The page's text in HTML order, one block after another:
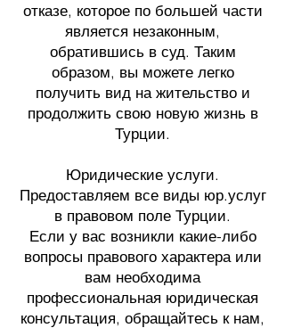
отказе, которое по большей части
является незаконным,
обратившись в суд. Таким
образом, вы можете легко
получить вид на жительство и
продолжить свою новую жизнь в
Турции.
Юридические услуги.
Предоставляем все виды юр.услуг
в правовом поле Турции.
Если у вас возникли какие-либо
вопросы правового характера или
вам необходима
профессиональная юридическая
консультация, обращайтесь к нам,